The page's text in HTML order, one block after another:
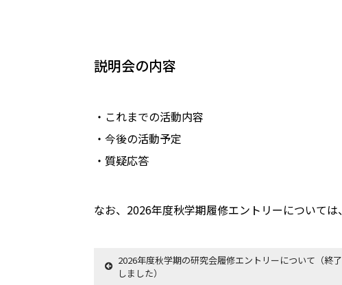
説明会の内容
・これまでの活動内容
・今後の活動予定
・質疑応答
なお、2026年度秋学期履修エントリーについては、
2026年度秋学期の研究会履修エントリーについて（終了
しました）